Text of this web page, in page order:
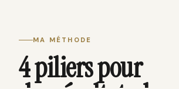
MA MÉTHODE
4 piliers pour